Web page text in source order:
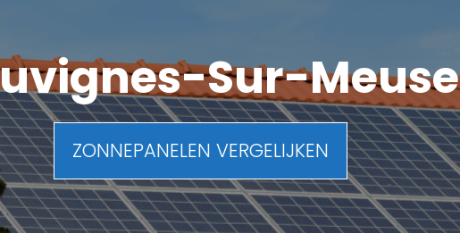
Sur-Meuse
ZONNEPANELEN VERGELIJKEN